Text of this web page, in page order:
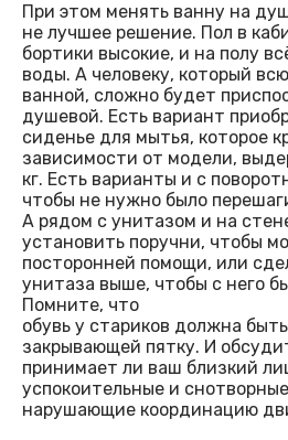
При этом менять ванну на
не лучшее решение. Пол в
бортики высокие, и на полу
воды. А человеку, который
ванной, сложно будет
душевой. Есть вариант
сиденье для мытья, которое
зависимости от модели,
кг. Есть варианты и с
чтобы не нужно было
А рядом с унитазом и на
установить поручни, чтобы
посторонней помощи, или
унитаза выше, чтобы с него
Помните, что
обувь у стариков должна
закрывающей пятку. И
принимает ли ваш близкий
успокоительные и
нарушающие координацию